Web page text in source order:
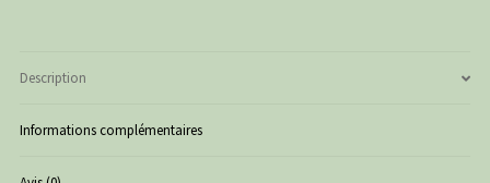
Description
Informations complémentaires